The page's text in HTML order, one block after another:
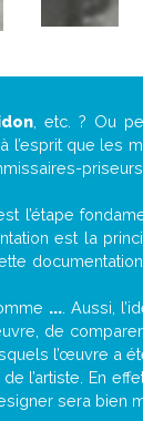
, etc. ? Ou
l’esprit que les
priseurs
l’étape
est la
.... Aussi,
de
l’œuvre a
l’artiste. En
sera bien